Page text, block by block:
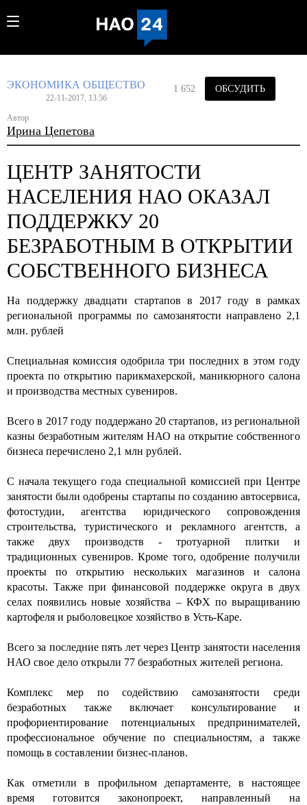
ЭКОНОМИКА ОБЩЕСТВО
22-11-2017, 13:56
Автор
Ирина Цепетова
1 652 ОБСУДИТЬ
ЦЕНТР ЗАНЯТОСТИ
НАСЕЛЕНИЯ НАО ОКАЗАЛ
ПОДДЕРЖКУ 20
БЕЗРАБОТНЫМ В ОТКРЫТИИ
СОБСТВЕННОГО БИЗНЕСА
На поддержку двадцати стартапов в 2017 году в рамках
региональной программы по самозанятости направлено 2,1
млн. рублей
Специальная комиссия одобрила три последних в этом году
проекта по открытию парикмахерской, маникюрного салона
и производства местных сувениров.
Всего в 2017 году поддержано 20 стартапов, из региональной
казны безработным жителям НАО на открытие собственного
бизнеса перечислено 2,1 млн рублей.
С начала текущего года специальной комиссией при Центре
занятости были одобрены стартапы по созданию автосервиса,
фотостудии, агентства юридического сопровождения
строительства, туристического и рекламного агентств, а
также двух производств - тротуарной плитки и
традиционных сувениров. Кроме того, одобрение получили
проекты по открытию нескольких магазинов и салона
красоты. Также при финансовой поддержке округа в двух
селах появились новые хозяйства – КФХ по выращиванию
картофеля и рыболовецкое хозяйство в Усть-Каре.
Всего за последние пять лет через Центр занятости населения
НАО свое дело открыли 77 безработных жителей региона.
Комплекс мер по содействию самозанятости среди
безработных также включает консультирование и
профориентирование потенциальных предпринимателей,
профессиональное обучение по специальностям, а также
помощь в составлении бизнес-планов.
Как отметили в профильном департаменте, в настоящее
время готовится законопроект, направленный на